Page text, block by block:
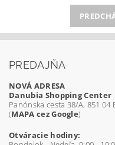
PREDAJŇA
NOVÁ ADRESA
Danubia Shopping Center
Panónska cesta 38/A, 851 04
(MAPA cez Google)
Otváracie hodiny: